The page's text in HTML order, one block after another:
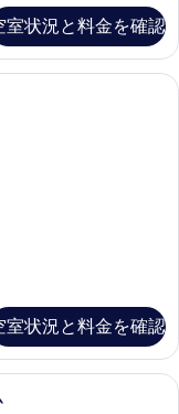
室状況と料金を確認
羽毛の掛け布団、セーフ
室状況と料金を確認
ィブ スイート 1 ベッドル